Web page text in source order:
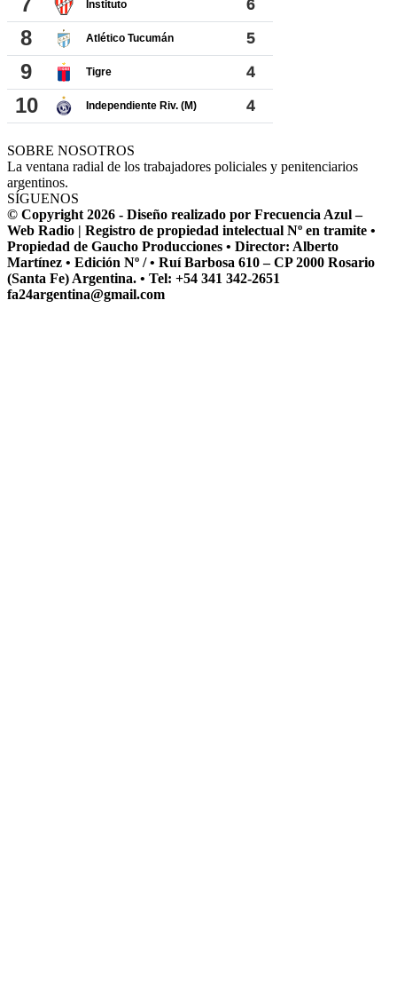
SOBRE NOSOTROS
La ventana radial de los trabajadores policiales y penitenciarios
argentinos.
SÍGUENOS
© Copyright 2026 - Diseño realizado por Frecuencia Azul –
Web Radio | Registro de propiedad intelectual Nº en tramite •
Propiedad de Gaucho Producciones • Director: Alberto
Martínez • Edición Nº / • Ruí Barbosa 610 – CP 2000 Rosario
(Santa Fe) Argentina. • Tel: +54 341 342-2651
fa24argentina@gmail.com